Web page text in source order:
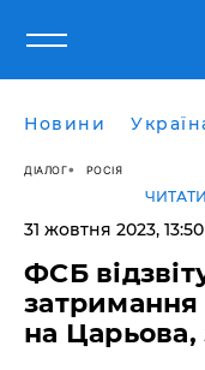
Новини
ДІАЛОГ РОСІЯ
31 жовтня 2023, 13:50
ФСБ
затримання
на